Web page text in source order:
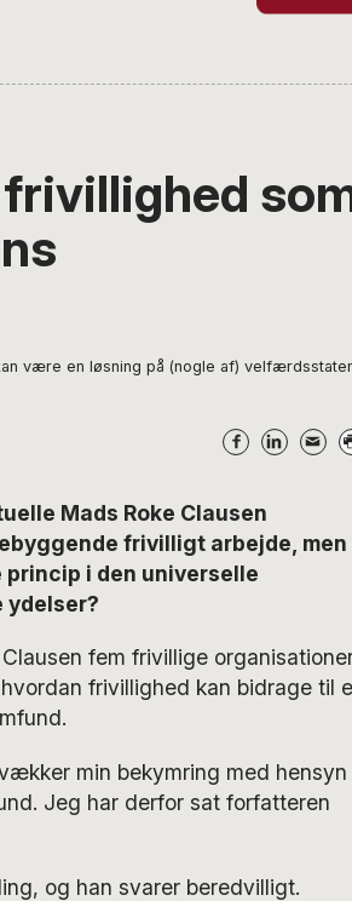
være en løsning på (nogle af)
Mads Roke Clausen
frivilligt arbejde, men
i den universelle
fem frivillige
frivillighed kan bidrage til
min bekymring med hensyn
Jeg har derfor sat forfatteren
og han svarer beredvilligt.